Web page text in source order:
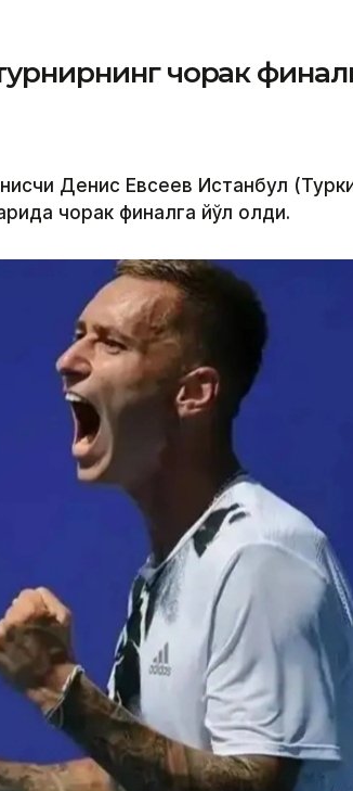
чорак
Денис Евсеев Истанбул
чорак финалга йўл олди.